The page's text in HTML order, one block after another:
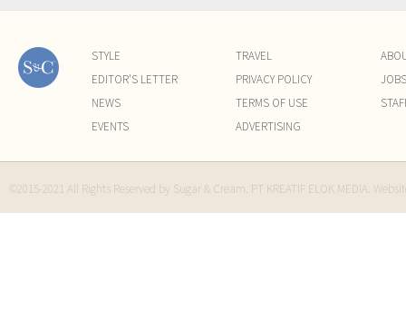
STYLE
EDITOR'S LETTER
NEWS
EVENTS
TRAVEL
PRIVACY POLICY
TERMS OF USE
ADVERTISING
JOBS
©2015-2021 All Rights Reserved by Sugar & Cream. PT KREATIF ELOK MEDIA.